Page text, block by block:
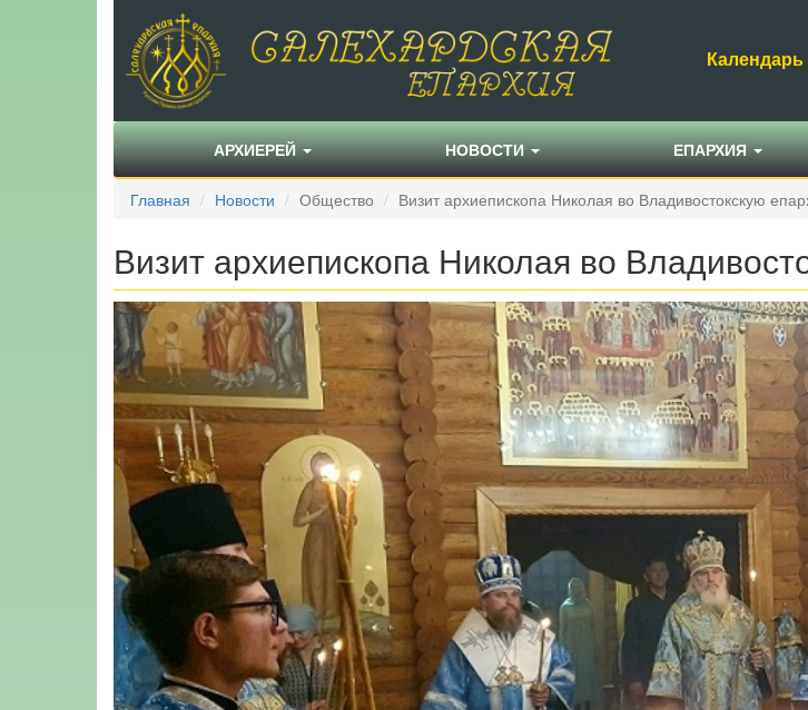
Календарь
АРХИЕРЕЙ НОВОСТИ ЕПАРХИЯ
Главная Новости Общество Визит архиепископа Николая во Владивостокскую
Визит архиепископа Николая во